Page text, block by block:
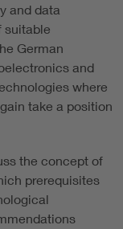
and data
suitable
German
and
where
take a position
the concept of
prerequisites